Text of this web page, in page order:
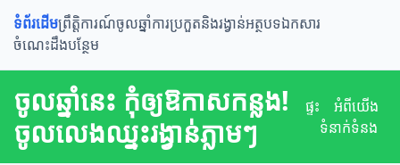
ទំព័រដើមព្រឹត្តិការណ៍ចូលឆ្នាំការប្រកួតនិងរង្វាន់អត្ថបទឯកសារ
ចំណេះដឹងបន្ថែម
ចូលឆ្នាំនេះ កុំឲ្យឱកាសកន្លង!
ចូលលេងឈ្នះរង្វាន់ភ្លាមៗ
ផ្ទះ
អំពី​យើង
ទំនាក់ទំនង